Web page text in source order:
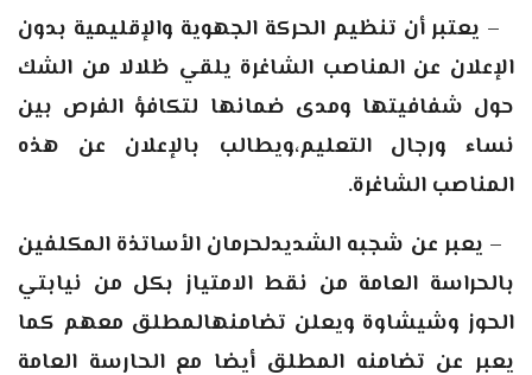
– يعتبر أن تنظيم الحركة الجهوية والإقليمية بدون
الإعلان عن المناصب الشاغرة يلقي ظلالا من الشك
حول شفافيتها ومدى ضمانها لتكافؤ الفرص بين
نساء ورجال التعليم،ويطالب بالإعلان عن هذه
المناصب الشاغرة.
– يعبر عن شجبه الشديدلحرمان الأساتذة المكلفين
بالحراسة العامة من نقط الامتياز بكل من نيابتي
الحوز وشيشاوة ويعلن تضامنهالمطلق معهم كما
يعبر عن تضامنه المطلق أيضا مع الحارسة العامة